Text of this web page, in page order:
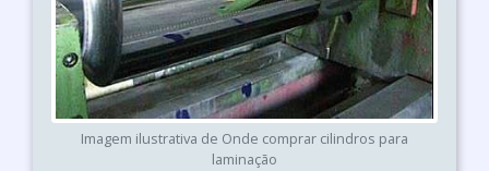
Imagem ilustrativa de Onde comprar cilindros para
laminação